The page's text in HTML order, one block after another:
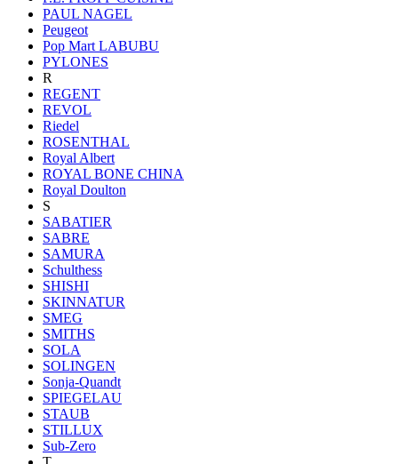
PAUL NAGEL
Peugeot
Pop Mart LABUBU
PYLONES
R
REGENT
REVOL
Riedel
ROSENTHAL
Royal Albert
ROYAL BONE CHINA
Royal Doulton
S
SABATIER
SABRE
SAMURA
Schulthess
SHISHI
SKINNATUR
SMEG
SMITHS
SOLA
SOLINGEN
Sonja-Quandt
SPIEGELAU
STAUB
STILLUX
Sub-Zero